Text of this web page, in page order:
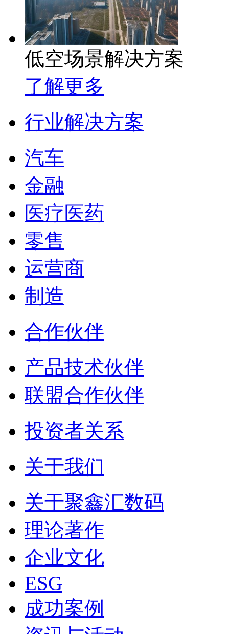
低空场景解决方案
了解更多
行业解决方案
汽车
金融
医疗医药
零售
运营商
制造
合作伙伴
产品技术伙伴
联盟合作伙伴
投资者关系
关于我们
关于聚鑫汇数码
理论著作
企业文化
ESG
成功案例